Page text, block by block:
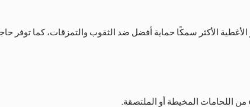
الأكثر سمكًا حماية أفضل ضد الثقوب والتمزقات، كما توفر
من اللحامات المخيطة أو الملتصقة.